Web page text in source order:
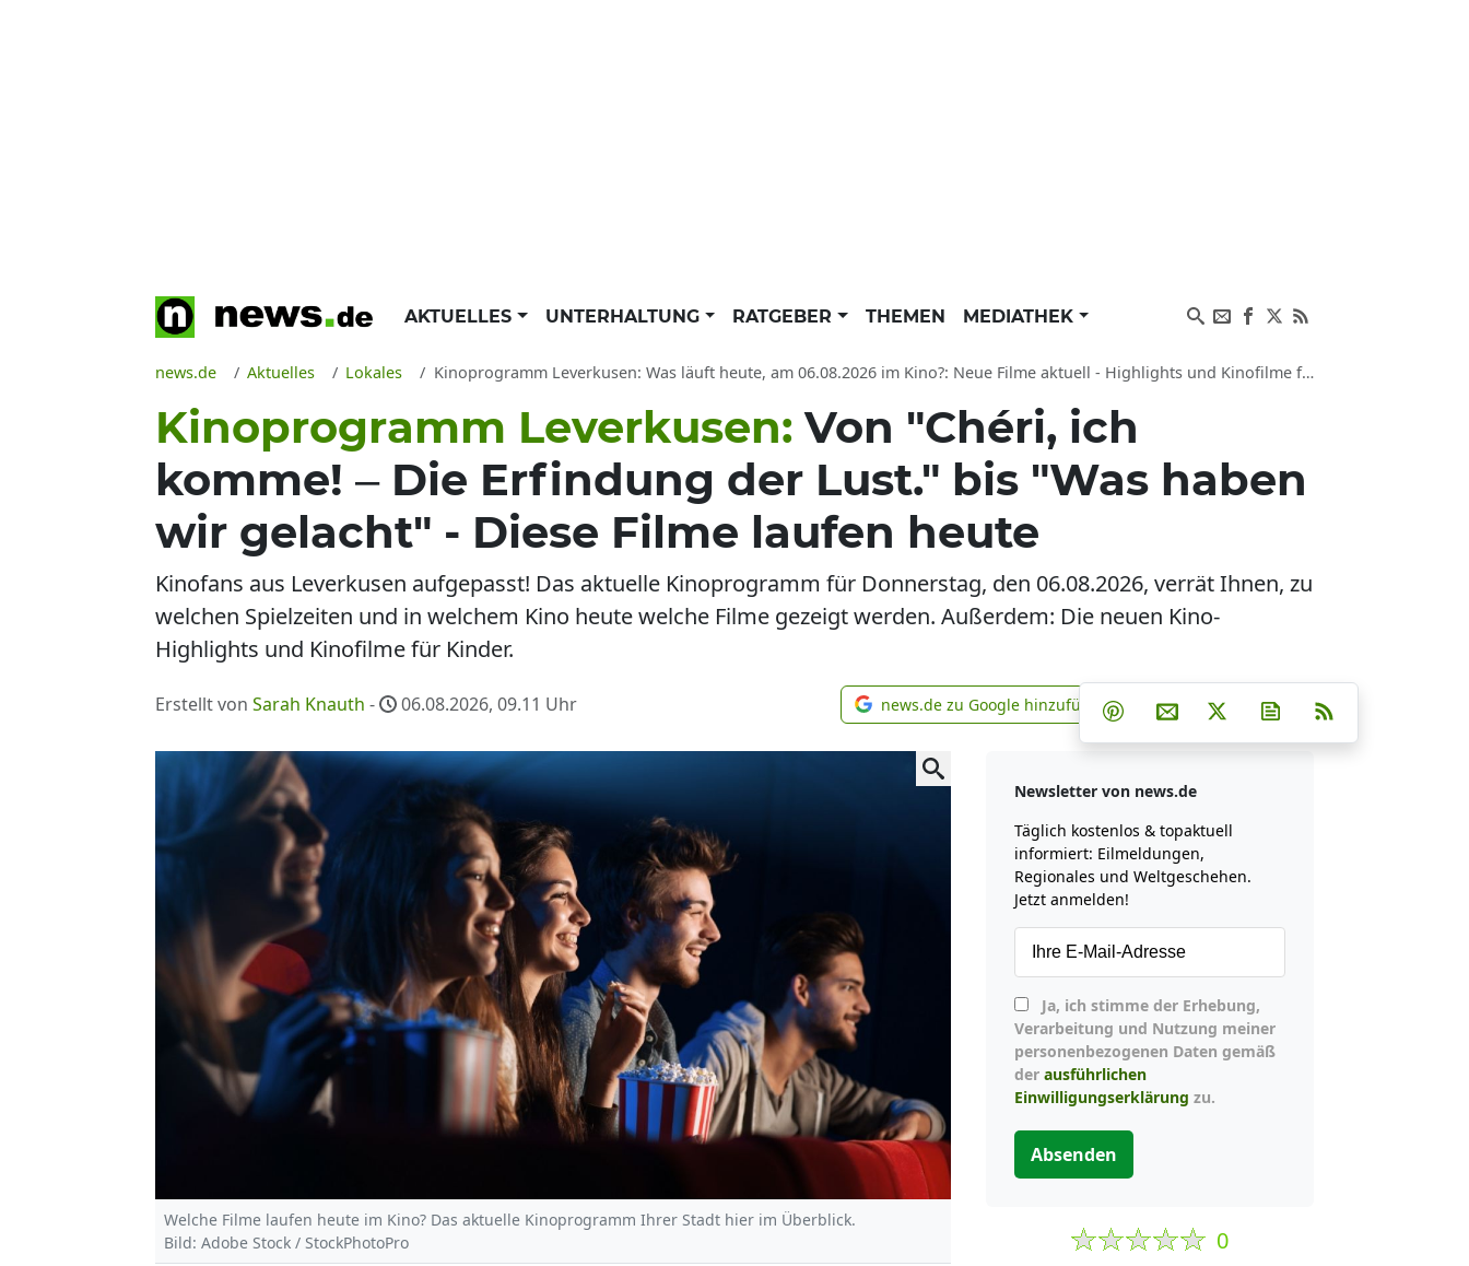
AKTUELLES UNTERHALTUNG RATGEBER THEMEN MEDIATHEK
news.de Aktuelles Lokales Kinoprogramm Leverkusen: Was läuft heute, am 06.08.2026 im Kino?: Neue Filme aktuell - Highlights und Kinofilme für Kinder bei Scala Cinema Leverkusen, Kinopolis Leverkusen, Das Lumen Filmtheater Solingen
Kinoprogramm Leverkusen:Von "Chéri, ich
komme! – Die Erfindung der Lust." bis "Was haben
wir gelacht" - Diese Filme laufen heute
Kinofans aus Leverkusen aufgepasst! Das aktuelle Kinoprogramm für Donnerstag, den 06.08.2026, verrät Ihnen, zu
welchen Spielzeiten und in welchem Kino heute welche Filme gezeigt werden. Außerdem: Die neuen Kino-
Highlights und Kinofilme für Kinder.
Erstellt von Sarah Knauth - 06.08.2026, 09.11 Uhr news.de zu Google hinzufügen
news.de zu Google hinzufügen Teilen auf Facebook
Teilen auf Whatsapp
Teilen auf Telegram
Teilen auf Pinterest
Per E-Mail teilen
Post auf XNewsletter
Welche Filme laufen heute im Kino? Das aktuelle Kinoprogramm Ihrer Stadt hier im Überblick.
Bild: Adobe Stock / StockPhotoPro
Newsletter von news.de
Täglich kostenlos & topaktuell
informiert: Eilmeldungen,
Regionales und Weltgeschehen.
Jetzt anmelden!
Verarbeitung und Nutzung meiner
personenbezogenen Daten gemäß
der ausführlichen
Einwilligungserklärung zu.
Absenden
0